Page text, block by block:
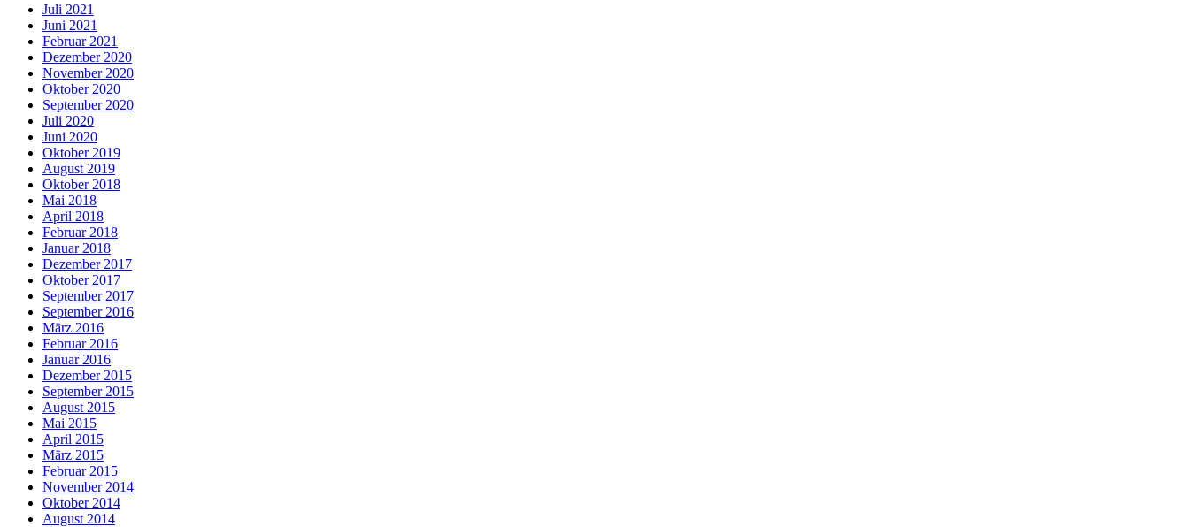
Juli 2021
Juni 2021
Februar 2021
Dezember 2020
November 2020
Oktober 2020
September 2020
Juli 2020
Juni 2020
Oktober 2019
August 2019
Oktober 2018
Mai 2018
April 2018
Februar 2018
Januar 2018
Dezember 2017
Oktober 2017
September 2017
September 2016
März 2016
Februar 2016
Januar 2016
Dezember 2015
September 2015
August 2015
Mai 2015
April 2015
März 2015
Februar 2015
November 2014
Oktober 2014
August 2014